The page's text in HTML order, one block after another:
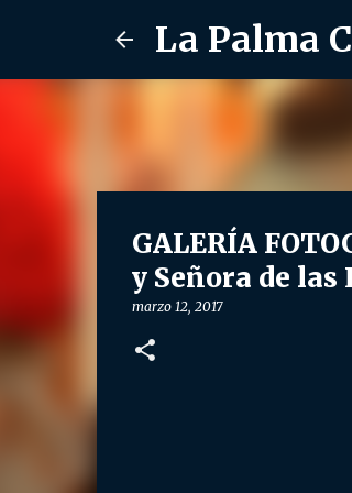
La Palma
GALERÍA
y Señora de las
marzo 12, 2017